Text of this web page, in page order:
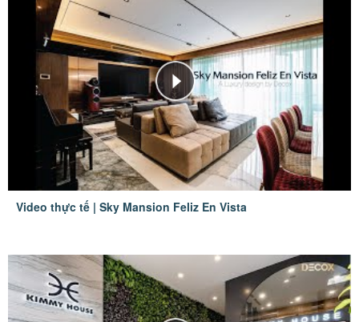
Video thực tế | Sky Mansion Feliz En Vista